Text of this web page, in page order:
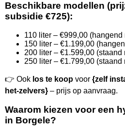
Beschikbare modellen
subsidie €725):
110 liter – €999,00 (hangend
150 liter – €1.199,00
200 liter – €1.599,00 (staand
250 liter – €1.799,00 (staand
👉 Ook los te koop voor {zelf
het-zelvers} – prijs op aanvraag.
Waarom kiezen voor een
in Borgele?